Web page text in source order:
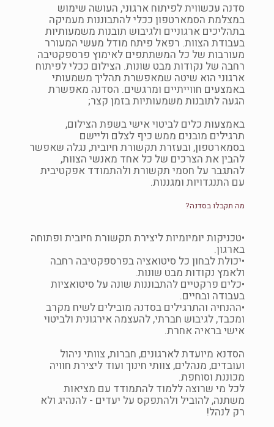
סדנה עכשווית לפיתוח ארגוני, העושה שימוש
במצלמת הסמארטפון ככלי להתבוננות מעמיקה
בתהליכים ארגוניים ולגיבוש תובנות משמעותיות
בעבודת הצוות. רפאל פיתח מודל מעשי המעורר
מעורבות של כל המשתתפים לאימוץ פרספקטיבה
רחבה של נקודות מבט שונות. הצילום ככלי לפיתוח
ארגוני הוא שיטה שמאפשרת תהליך משמעותי
באמצעים חווייתיים ומרגשים. הסדנה מאפשרת
הגעה לתובנות משמעותיות בזמן קצר;
באמצעות כלים לביטוי אישי בשפת הצילום,
תרגילים מובנים ממש כיף לצלם וליישם
בסמארטפון, ובעזרת תקשורת חיובית, נגלה שאפשר
להבין את הצרכים של כל אחד מאנשי הצוות,
להתגבר על חסמי תקשורת ולהתמודד אפקטיבית
עם התנגדויות ומגננות.
מה תקבלו בסדנה?
•טכניקות יומיומיות ליצירת תקשורת חיובית ופתוחה
בארגון.
•יכולת לבחון כל סיטואציה בפרספקטיבה רחבה
ולאמץ נקודות מבט שונות.
•כלים פרקטיים להתבוננות שונה על סיטואציות
בעבודה ובחיים.
•ההנחיה והתרגילים בסדנה מובילים לשיח מקרב
ומכבד, לגיבוש חברתי, להעצמה אירגונית ולביטוי
אישי בראיה אחרת.
הסדנא מיועדת לארגונים, חברות, צוותי ניהול
ועובדים, מנהלים, צוותי חינוך ועוד ליצירת חוויה
מכוננת וסוחפת.
לכל מי שרוצה ללמוד להתמודד עם מציאות
משתנה, להוביל ולהתפקס על יעדים - להנהיג ולא
רק לנהל!